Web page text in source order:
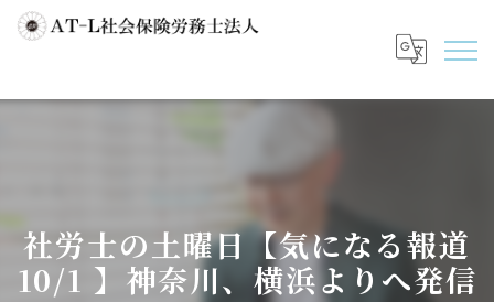
社労士の土曜日【気になる報道
10/1 】神奈川、横浜よりへ発信